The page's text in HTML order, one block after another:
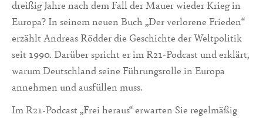
dreißig Jahre nach dem Fall der Mauer wieder Krieg in
Europa? In seinem neuen Buch „Der verlorene Frieden“
erzählt Andreas Rödder die Geschichte der Weltpolitik
seit 1990. Darüber spricht er im R21-Podcast und erklärt,
warum Deutschland seine Führungsrolle in Europa
annehmen und ausfüllen muss.
Im R21-Podcast „Frei heraus“ erwarten Sie regelmäßig